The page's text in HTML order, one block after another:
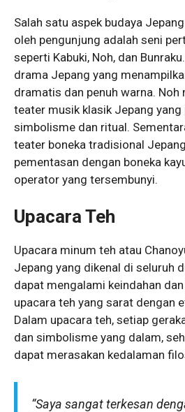
Salah satu aspek budaya
oleh pengunjung adalah seni
seperti Kabuki, Noh, dan
drama Jepang yang
dramatis dan penuh warna. Noh
teater musik klasik Jepang yang
simbolisme dan ritual.
teater boneka tradisional
pementasan dengan boneka
operator yang tersembunyi.
Upacara Teh
Upacara minum teh atau
Jepang yang dikenal di seluruh
dapat mengalami keindahan
upacara teh yang sarat dengan
Dalam upacara teh, setiap
dan simbolisme yang dalam,
dapat merasakan kedalaman
“Saya sangat terkesan